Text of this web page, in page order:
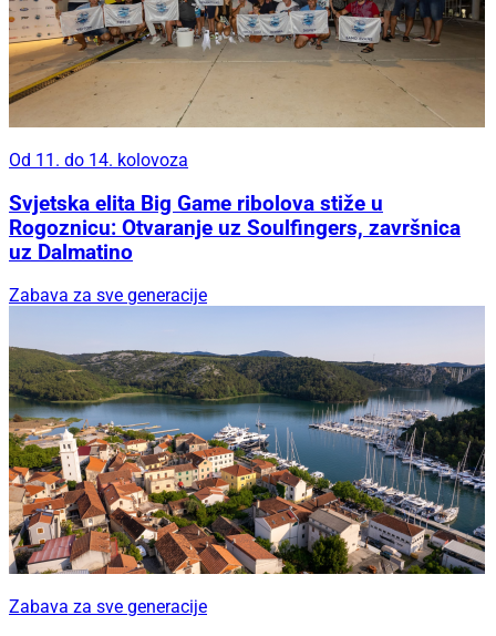
Od 11. do 14. kolovoza
Svjetska elita Big Game ribolova stiže u
Rogoznicu: Otvaranje uz Soulfingers, završnica
uz Dalmatino
Zabava za sve generacije
Zabava za sve generacije